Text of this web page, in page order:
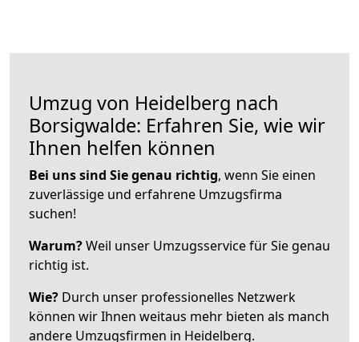
Umzug von Heidelberg nach
Borsigwalde: Erfahren Sie, wie wir
Ihnen helfen können
Bei uns sind Sie genau richtig, wenn Sie einen
zuverlässige und erfahrene Umzugsfirma
suchen!
Warum?Weil unser Umzugsservice für Sie genau
richtig ist.
Wie? Durch unser professionelles Netzwerk
können wir Ihnen weitaus mehr bieten als manch
andere Umzugsfirmen in Heidelberg.